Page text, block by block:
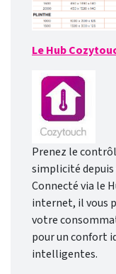
Le Hub
Prenez le
simplicité
Connecté via le
internet, il vous
votre
pour un confort
intelligentes.